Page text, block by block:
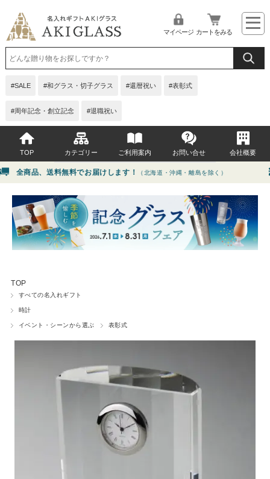
SALE 和グラス・切子グラス 還暦祝い 表彰式
周年記念・創立記念 退職祝い
マイページ カートをみる
TOP カテゴリー
イベント・シーンから選ぶ
贈る相手から選ぶ
価格から選ぶ
フォトフレーム
ウェルカムボード
ペーパーウェイト
ご利用案内 お問い合せ
よくある質問
会社概要
商品、送料無料でお届けします！（北海道・沖縄・離島を除く）
TOP
すべての名入れギフト
時計
イベント・シーンから選ぶ 表彰式